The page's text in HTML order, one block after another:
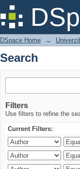
Search
DSpace Home →
Search
Filters
Use filters to refine the
Current Filters: